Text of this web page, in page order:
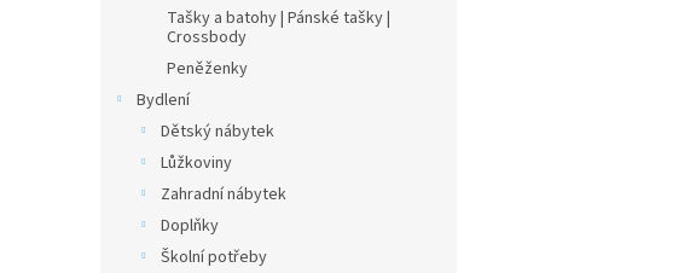
Tašky a batohy | Pánské tašky |
Crossbody
Peněženky
Bydlení
Dětský nábytek
Lůžkoviny
Zahradní nábytek
Doplňky
Školní potřeby